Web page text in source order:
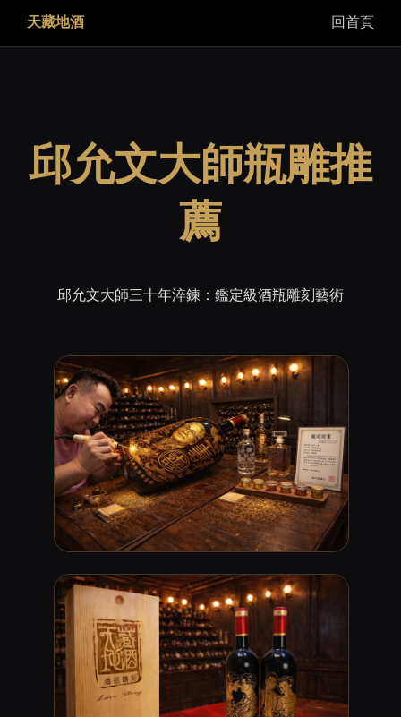
天藏地酒 回首頁
邱允文大師瓶雕推
薦
邱允文大師三十年淬鍊：鑑定級酒瓶雕刻藝術